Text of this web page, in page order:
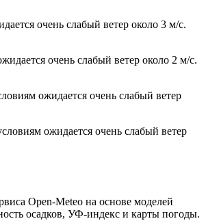
очень слабый ветер около 3 м/с.
очень слабый ветер около 2 м/с.
ожидается очень слабый ветер
ожидается очень слабый ветер
Open-Meteo на основе моделей
осадков, УФ-индекс и карты погоды.